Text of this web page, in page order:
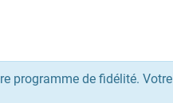
programme de fidélité. Votre